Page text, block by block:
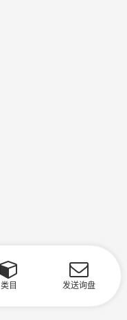
类目 发送询盘